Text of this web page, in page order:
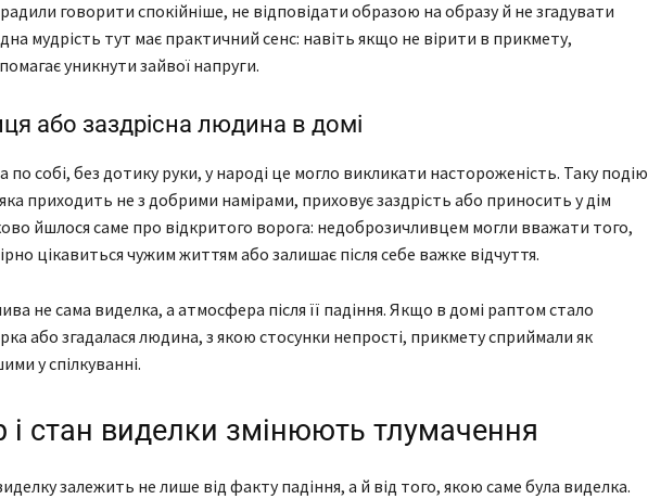
говорити спокійніше, не відповідати образою на образу й не згадувати
мудрість тут має практичний сенс: навіть якщо не вірити в прикмету,
уникнути зайвої напруги.
або заздрісна людина в домі
собі, без дотику руки, у народі це могло викликати настороженість. Таку подію
приходить не з добрими намірами, приховує заздрість або приносить у дім
йшлося саме про відкритого ворога: недоброзичливцем могли вважати того,
цікавиться чужим життям або залишає після себе важке відчуття.
не сама виделка, а атмосфера після її падіння. Якщо в домі раптом стало
або згадалася людина, з якою стосунки непрості, прикмету сприймали як
у спілкуванні.
і стан виделки змінюють тлумачення
залежить не лише від факту падіння, а й від того, якою саме була виделка.